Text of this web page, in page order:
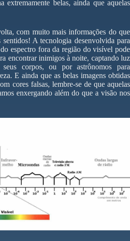
extremamente belas, ainda que aquelas
com muito mais informações do que
sentidos! A tecnologia desenvolvida para
espectro fora da região do visível pode
encontrar inimigos à noite, captando luz
corpos, ou por astrônomos para
E ainda que as belas imagens obtidas
cores falsas, lembre-se de que aquelas
enxergando além do que a visão nos